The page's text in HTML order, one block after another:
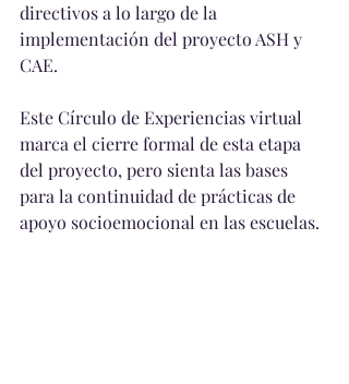
directivos a lo largo de la
implementación del proyecto ASH y
CAE.
Este Círculo de Experiencias virtual
marca el cierre formal de esta etapa
del proyecto, pero sienta las bases
para la continuidad de prácticas de
apoyo socioemocional en las escuelas.